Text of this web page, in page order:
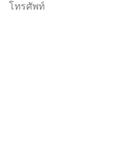
โทรศัพท์